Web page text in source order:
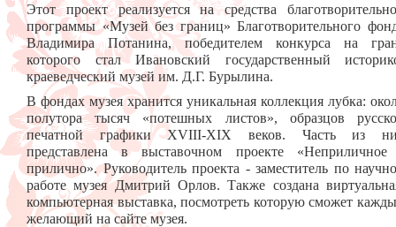
Этот проект реализуется на средства
программы «Музей без границ» Благотворительного
Владимира Потанина, победителем конкурса на
которого стал Ивановский государственный
краеведческий музей им. Д.Г. Бурылина.
В фондах музея хранится уникальная коллекция лубка:
полутора тысяч «потешных листов», образцов
печатной графики XVIII-XIX веков. Часть из
представлена в выставочном проекте
прилично». Руководитель проекта - заместитель по
работе музея Дмитрий Орлов. Также создана
компьютерная выставка, посмотреть которую сможет
желающий на сайте музея.